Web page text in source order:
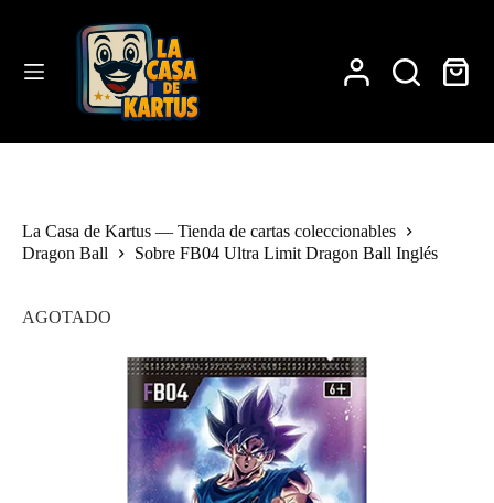
Carro
La Casa de Kartus — Tienda de cartas coleccionables
Dragon Ball
Sobre FB04 Ultra Limit Dragon Ball Inglés
AGOTADO